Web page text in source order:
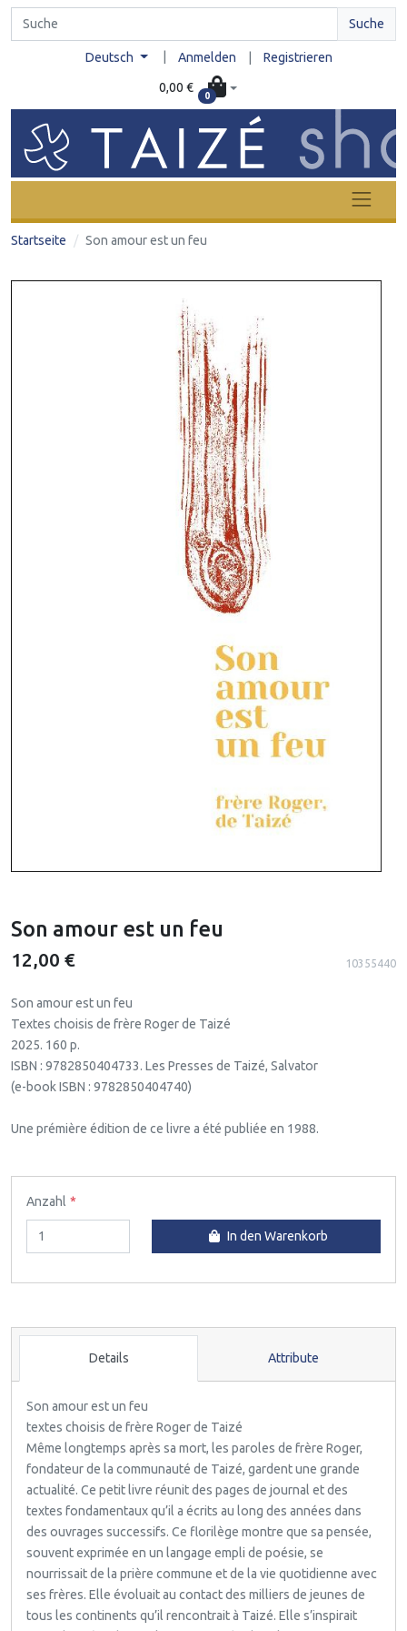
Suche
Deutsch Anmelden Registrieren
0,00 €
0
Startseite Son amour est un feu
Son amour est un feu
12,00 € 10355440
Son amour est un feu
Textes choisis de frère Roger de Taizé
2025. 160 p.
ISBN : 9782850404733. Les Presses de Taizé, Salvator
(e-book ISBN : 9782850404740)
Une prémière édition de ce livre a été publiée en 1988.
Anzahl
In den Warenkorb
Details Attribute
Son amour est un feu
textes choisis de frère Roger de Taizé
Même longtemps après sa mort, les paroles de frère Roger,
fondateur de la communauté de Taizé, gardent une grande
actualité. Ce petit livre réunit des pages de journal et des
textes fondamentaux qu’il a écrits au long des années dans
des ouvrages successifs. Ce florilège montre que sa pensée,
souvent exprimée en un langage empli de poésie, se
nourrissait de la prière commune et de la vie quotidienne avec
ses frères. Elle évoluait au contact des milliers de jeunes de
tous les continents qu’il rencontrait à Taizé. Elle s’inspirait